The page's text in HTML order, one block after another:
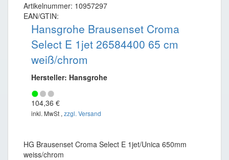
Artikelnummer: 10957297
EAN/GTIN:
Hansgrohe Brausenset Croma
Select E 1jet 26584400 65 cm
weiß/chrom
Hersteller: Hansgrohe
104,36 €
inkl. MwSt , zzgl. Versand
HG Brausenset Croma Select E 1jet/Unica 650mm
weiss/chrom